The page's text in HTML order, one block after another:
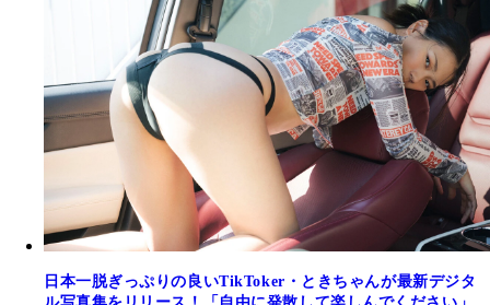
日本一脱ぎっぷりの良いTikToker・ときちゃんが最新デジタ